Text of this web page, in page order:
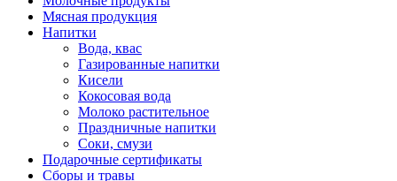
Мясная продукция
Напитки
Вода, квас
Газированные напитки
Кисели
Кокосовая вода
Молоко растительное
Праздничные напитки
Соки, смузи
Подарочные сертификаты
Сборы и травы